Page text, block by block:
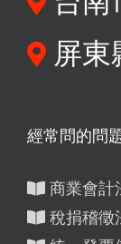
屏東
經常問的問
商業會計
稅捐稽徵